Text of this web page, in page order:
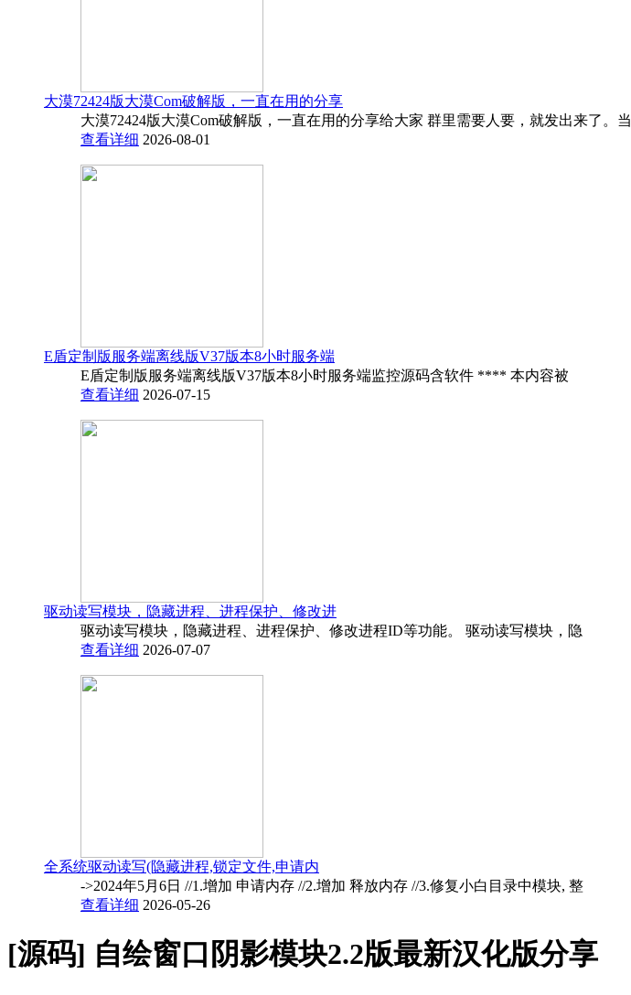
大漠72424版大漠Com破解版，一直在用的分享
大漠72424版大漠Com破解版，一直在用的分享给大家 群里需要人要，就发出来了。当
查看详细 2026-08-01
E盾定制版服务端离线版V37版本8小时服务端
E盾定制版服务端离线版V37版本8小时服务端监控源码含软件 **** 本内容被
查看详细 2026-07-15
驱动读写模块，隐藏进程、进程保护、修改进
驱动读写模块，隐藏进程、进程保护、修改进程ID等功能。 驱动读写模块，隐
查看详细 2026-07-07
全系统驱动读写(隐藏进程,锁定文件,申请内
->2024年5月6日 //1.增加 申请内存 //2.增加 释放内存 //3.修复小白目录中模块, 整
查看详细 2026-05-26
[源码] 自绘窗口阴影模块2.2版最新汉化版分享